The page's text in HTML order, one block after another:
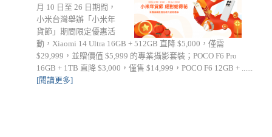
月 10 日至 26 日期間，
小米台灣舉辦「小米年
貨節」期間限定優惠活
動，Xiaomi 14 Ultra 16GB + 512GB 直降 $5,000，僅需
$29,999，並贈價值 $5,999 的專業攝影套裝；POCO F6 Pro
16GB + 1TB 直降 $3,000，僅售 $14,999，POCO F6 12GB + ......
[閱讀更多]